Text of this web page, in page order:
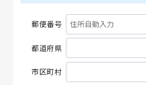
郵便番号
都道府県
市区町村